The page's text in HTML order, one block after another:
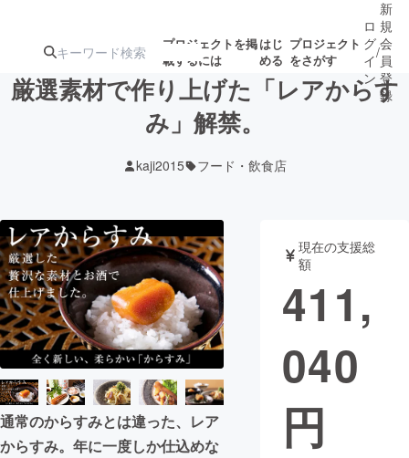
プロジェクトを掲
載するには
はじ
める
プロジェクト
をさがす
ジェクト
募集終了が近いプ
ロジェクト
アート・写真 音楽
テクノロジー・ガジェット ゲーム・サ
映像・映画
ビジネス・起業
まちづくり・地域活性化
ロ
グ
イ
ン
/
新
規
会
員
登
録
厳選素材で作り上げた「レアからす
み」解禁。
kaji2015 フード・飲食店
通常のからすみとは違った、レア
からすみ。年に一度しか仕込めな
現在の支援総
額
411,
040
円